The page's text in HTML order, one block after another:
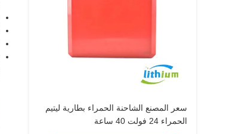
سعر المصنع الشاحنة الحمراء بطارية ليتيم
الحمراء 24 فولت 40 ساعة